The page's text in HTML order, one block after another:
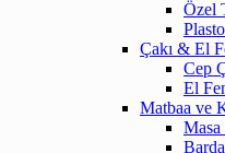
Özel
Çakı & El
Cep
El
Matbaa ve